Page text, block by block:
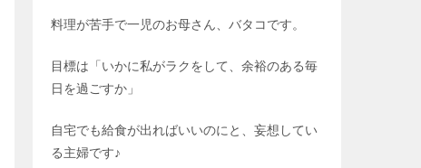
料理が苦手で一児のお母さん、バタコです。
目標は「いかに私がラクをして、余裕のある毎
日を過ごすか」
自宅でも給食が出ればいいのにと、妄想してい
る主婦です♪